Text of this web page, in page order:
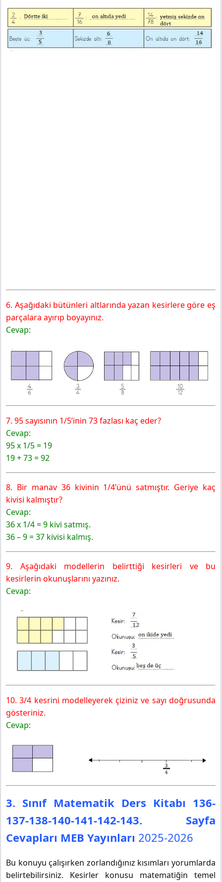
6. Aşağıdaki bütünleri altlarında yazan kesirlere göre eş
parçalara ayırıp boyayınız.
Cevap:
7. 95 sayısının 1/5’inin 73 fazlası kaç eder?
Cevap:
95 x 1/5 = 19
19 + 73 = 92
8. Bir manav 36 kivinin 1/4’ünü satmıştır. Geriye kaç
kivisi kalmıştır?
Cevap:
36 x 1/4 = 9 kivi satmış.
36 – 9 = 37 kivisi kalmış.
9. Aşağıdaki modellerin belirttiği kesirleri ve bu
kesirlerin okunuşlarını yazınız.
Cevap:
10. 3/4 kesrini modelleyerek çiziniz ve sayı doğrusunda
gösteriniz.
Cevap:
3. Sınıf Matematik Ders Kitabı 136-
137-138-140-141-142-143. Sayfa
Cevapları MEB Yayınları 2025-2026
Bu konuyu çalışırken zorlandığınız kısımları yorumlarda
belirtebilirsiniz. Kesirler konusu matematiğin temel